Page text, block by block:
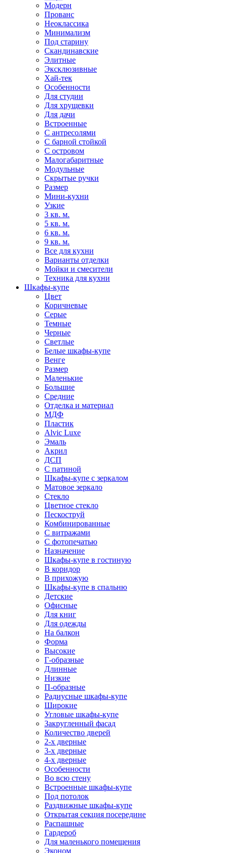
Модерн
Прованс
Неоклассика
Минимализм
Под старину
Скандинавские
Элитные
Эксклюзивные
Хай-тек
Особенности
Для студии
Для хрущевки
Для дачи
Встроенные
С антресолями
С барной стойкой
С островом
Малогабаритные
Модульные
Скрытые ручки
Размер
Мини-кухни
Узкие
3 кв. м.
5 кв. м.
6 кв. м.
9 кв. м.
Все для кухни
Варианты отделки
Мойки и смесители
Техника для кухни
Шкафы-купе
Цвет
Коричневые
Серые
Темные
Черные
Светлые
Белые шкафы-купе
Венге
Размер
Маленькие
Большие
Средние
Отделка и материал
МДФ
Пластик
Alvic Luxe
Эмаль
Акрил
ДСП
С патиной
Шкафы-купе с зеркалом
Матовое зеркало
Стекло
Цветное стекло
Пескоструй
Комбинированные
С витражами
С фотопечатью
Назначение
Шкафы-купе в гостиную
В коридор
В прихожую
Шкафы-купе в спальню
Детские
Офисные
Для книг
Для одежды
На балкон
Форма
Высокие
Г-образные
Длинные
Низкие
П-образные
Радиусные шкафы-купе
Широкие
Угловые шкафы-купе
Закругленный фасад
Количество дверей
2-х дверные
3-х дверные
4-х дверные
Особенности
Во всю стену
Встроенные шкафы-купе
Под потолок
Раздвижные шкафы-купе
Открытая секция посередине
Распашные
Гардероб
Для маленького помещения
Эконом